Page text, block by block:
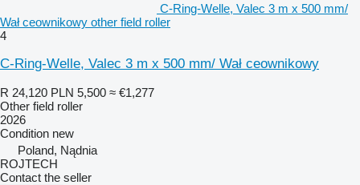
C-Ring-Welle, Valec 3 m x 500 mm/
Wał ceownikowy other field roller
4
C-Ring-Welle, Valec 3 m x 500 mm/ Wał ceownikowy
R 24,120 PLN 5,500 ≈ €1,277
Other field roller
2026
Condition new
Poland, Nądnia
ROJTECH
Contact the seller